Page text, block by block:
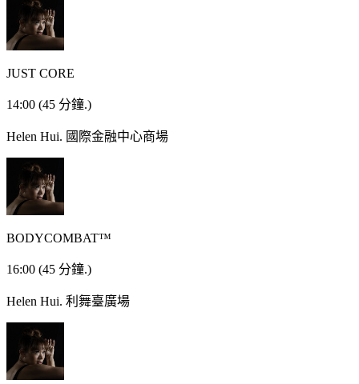
JUST CORE
14:00 (45 分鐘.)
Helen Hui. 國際金融中心商場
BODYCOMBAT™
16:00 (45 分鐘.)
Helen Hui. 利舞臺廣場